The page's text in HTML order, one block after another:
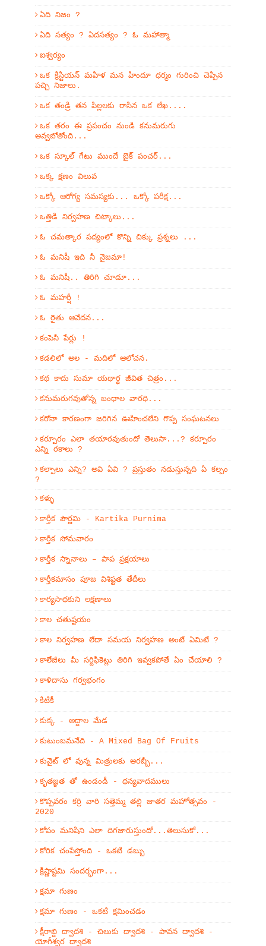
ఏది నిజం ?
ఏది సత్యం ? ఏదసత్యం ? ఓ మహాత్మా
ఐశ్వర్యం
ఒక క్రిస్టియన్ మహిళ మన హిందూ ధర్మం గురించి చెప్పిన
పచ్చి నిజాలు.
ఒక తండ్రి తన పిల్లలకు రాసిన ఒక లేఖ....
ఒక తరం ఈ ప్రపంచం నుండి కనుమరుగు
అవ్వబోతోంది...
ఒక స్కూల్ గేటు ముందే బైక్ పంచర్...
ఒక్క క్షణం విలువ
ఒక్కో ఆరోగ్య సమస్యకు... ఒక్కో పరీక్ష...
ఒత్తిడి నిర్వహణ చిట్కాలు...
ఓ చమత్కార పద్యంలో కొన్ని చిక్కు ప్రశ్నలు ...
ఓ మనిషీ ఇది నీ నైజమా!
ఓ మనిషీ.. తిరిగి చూడూ...
ఓ మహర్షీ !
ఓ రైతు ఆవేదన...
కంపెనీ పేర్లు !
కడలిలో అల - మదిలో ఆలోచన.
కథ కాదు సుమా యథార్థ జీవిత చిత్రం...
కనుమరుగవుతోన్న బంధాల వారధి...
కరోనా కారణంగా జరిగిన ఊహించలేని గొప్ప సంఘటనలు
కర్పూరం ఎలా తయారవుతుందో తెలుసా...? కర్పూరం
ఎన్ని రకాలు ?
కల్పాలు ఎన్ని? అవి ఏవి ? ప్రస్తుతం నడుస్తున్నది ఏ కల్పం
?
కళ్ళు
కార్తీక పౌర్ణమి - Kartika Purnima
కార్తీక సోమవారం
కార్తీక స్నానాలు – పాప ప్రక్షయాలు
కార్తీకమాసం పూజ విశిష్టత తేదీలు
కార్యసాధకుని లక్షణాలు
కాల చతుష్టయం
కాల నిర్వహణ లేదా సమయ నిర్వహణ అంటే ఏమిటే ?
కాలేజీలు మీ సర్టిఫికెట్లు తిరిగి ఇవ్వకపోతే ఏం చేయాలి ?
కాళిదాసు గర్వభంగం
కిటికీ
కుక్క - అద్దాల మేడ
కుటుంబమనేది - A Mixed Bag Of Fruits
కువైట్ లో వున్న మిత్రులకు అరబ్బీ...
కృతజ్ఞత తో ఉండండీ - ధన్యవాదములు
కొప్పవరం కర్రి వారి సత్తెమ్మ తల్లి జాతర మహోత్సవం -
2020
కోపం మనిషిని ఎలా దిగజారుస్తుందో...తెలుసుకో...
కోరిక చంపేస్తోంది - ఒకటి డబ్బు
క్రిష్ణాష్టమి సందర్భంగా...
క్షమా గుణం
క్షమా గుణం - ఒకటి క్షమించడం
క్షీరాబ్ది ద్వాదశి - చిలుకు ద్వాదశి - పావన ద్వాదశి -
యోగీశ్వర ద్వాదశి